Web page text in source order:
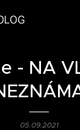
- NA
05.09.2021